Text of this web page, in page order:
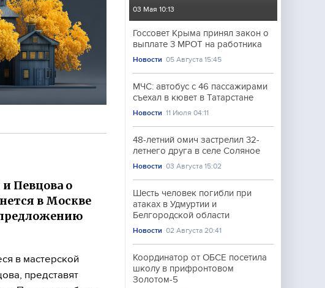
Певцова о
в Москве
в мастерской
представят
03 Мая 10:13
Госсовет Крыма принял закон о
выплате 3 МРОТ на работника
Новости 05 Августа 15:45
МЧС: автобус с 46 пассажирами
съехал в кювет в Татарстане
Новости 11 Июля 04:11
48-летний омич застрелил 32-
летнего друга в селе Соляное
Новости 03 Августа 15:02
Шесть человек погибли при
атаках в Удмуртии и
Белгородской области
Новости 02 Августа 20:41
Координатор от ОБСЕ посетила
школу в прифронтовом
Золотом-5